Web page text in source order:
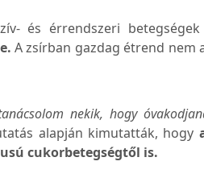
és érrendszeri betegségek
A zsírban gazdag étrend nem
nekik, hogy
alapján kimutatták, hogy
cukorbetegségtől is.